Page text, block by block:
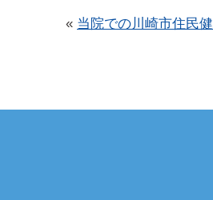
« 当院での川崎市住民